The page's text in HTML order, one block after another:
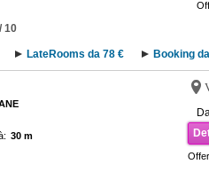
10
LateRooms da 78 € Booking
30 m